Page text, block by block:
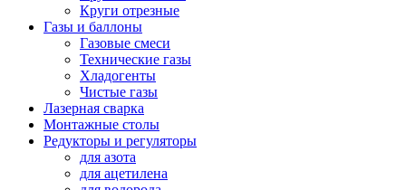
Круги отрезные
Газы и баллоны
Газовые смеси
Технические газы
Хладогенты
Чистые газы
Лазерная сварка
Монтажные столы
Редукторы и регуляторы
для азота
для ацетилена